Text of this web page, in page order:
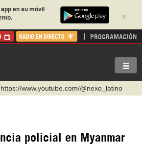
×
en su móvil
RADIO EN DIRECTO PROGRAMACIÓN
https://www.youtube.com/@nexo_latino
https://urmedium.com/c/hispantv
policial en Myanmar